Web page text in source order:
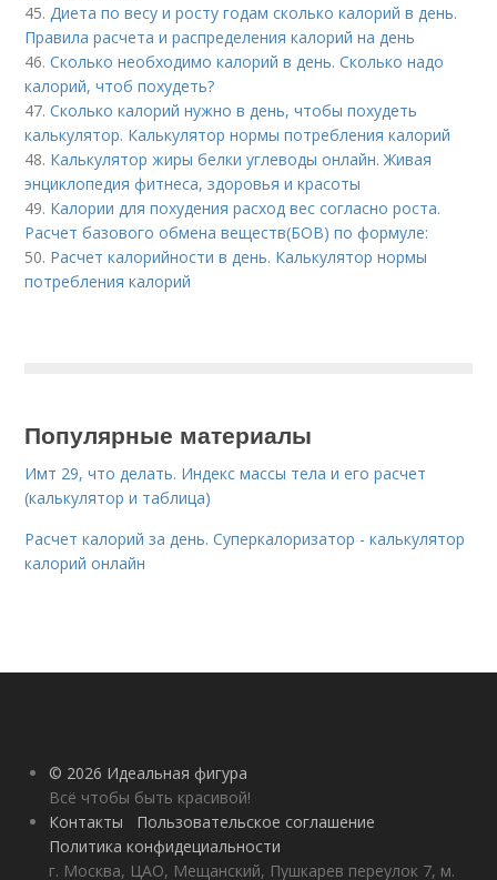
45.Диета по весу и росту годам сколько калорий в день.
Правила расчета и распределения калорий на день
46.Сколько необходимо калорий в день. Сколько надо
калорий, чтоб похудеть?
47.Сколько калорий нужно в день, чтобы похудеть
калькулятор. Калькулятор нормы потребления калорий
48. Калькулятор жиры белки углеводы онлайн. Живая
энциклопедия фитнеса, здоровья и красоты
49. Калории для похудения расход вес согласно роста.
Расчет базового обмена веществ(БОВ) по формуле:
50. Расчет калорийности в день. Калькулятор нормы
потребления калорий
Популярные материалы
Имт 29, что делать. Индекс массы тела и его расчет
(калькулятор и таблица)
Расчет калорий за день. Суперкалоризатор - калькулятор
калорий онлайн
© 2026 Идеальная фигура
Всё чтобы быть красивой!
Контакты
Пользовательское соглашение
Политика конфидециальности
г. Москва, ЦАО, Мещанский, Пушкарев переулок 7, м.